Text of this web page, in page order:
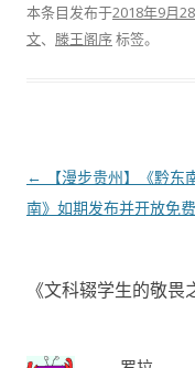
本条目发布于2018年9月
文、 滕王阁序标签。
文
章
←
【漫步贵州】《黔东
南》如期发布并开放免
《文科辍学生的敬畏